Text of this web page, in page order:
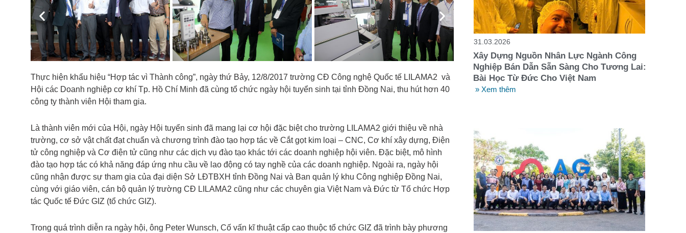
Previous Next
Thực hiện khẩu hiệu “Hợp tác vì Thành công”, ngày thứ Bảy, 12/8/2017 trường CĐ Công nghệ Quốc tế LILAMA2 và
Hội các Doanh nghiệp cơ khí Tp. Hồ Chí Minh đã cùng tổ chức ngày hội tuyển sinh tại tỉnh Đồng Nai, thu hút hơn 40
công ty thành viên Hội tham gia.
Là thành viên mới của Hội, ngày Hội tuyển sinh đã mang lại cơ hội đặc biệt cho trường LILAMA2 giới thiệu về nhà
trường, cơ sở vật chất đạt chuẩn và chương trình đào tạo hợp tác về Cắt gọt kim loại – CNC, Cơ khí xây dựng, Điện
tử công nghiệp và Cơ điện tử cũng như các dịch vụ đào tạo khác tới các doanh nghiệp hội viên. Đặc biệt, mô hình
đào tạo hợp tác có khả năng đáp ứng nhu cầu về lao động có tay nghề của các doanh nghiệp. Ngoài ra, ngày hội
cũng nhận được sự tham gia của đại diện Sở LĐTBXH tỉnh Đồng Nai và Ban quản lý khu Công nghiệp Đồng Nai,
cùng với giáo viên, cán bộ quản lý trường CĐ LILAMA2 cũng như các chuyên gia Việt Nam và Đức từ Tổ chức Hợp
tác Quốc tế Đức GIZ (tổ chức GIZ).
Trong quá trình diễn ra ngày hội, ông Peter Wunsch, Cố vấn kĩ thuật cấp cao thuộc tổ chức GIZ đã trình bày phương
31.03.2026
Xây Dựng Nguồn Nhân Lực Ngành Công
Nghiệp Bán Dẫn Sẵn Sàng Cho Tương Lai:
Bài Học Từ Đức Cho Việt Nam
» Xem thêm